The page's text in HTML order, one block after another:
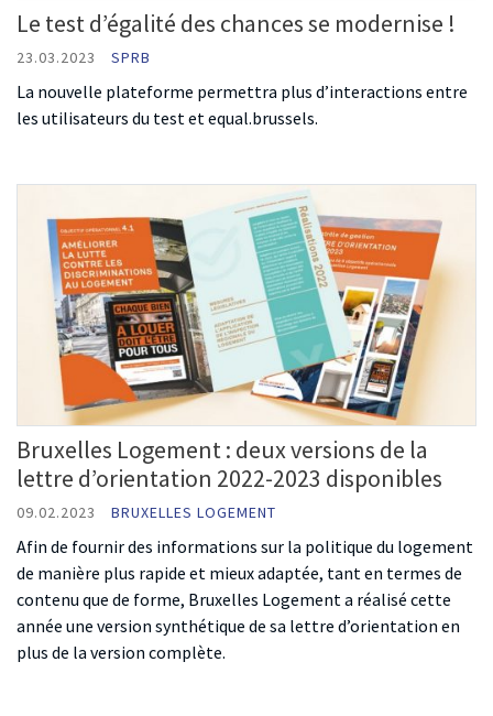
Le test d’égalité des chances se modernise !
23.03.2023 SPRB
La nouvelle plateforme permettra plus d’interactions entre
les utilisateurs du test et equal.brussels.
Bruxelles Logement : deux versions de la
lettre d’orientation 2022-2023 disponibles
09.02.2023 BRUXELLES LOGEMENT
Afin de fournir des informations sur la politique du logement
de manière plus rapide et mieux adaptée, tant en termes de
contenu que de forme, Bruxelles Logement a réalisé cette
année une version synthétique de sa lettre d’orientation en
plus de la version complète.